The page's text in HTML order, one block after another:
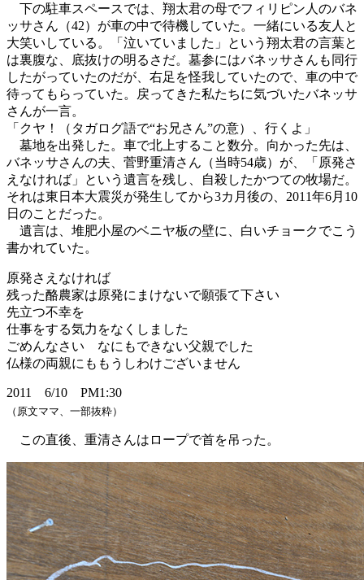
下の駐車スペースでは、翔太君の母でフィリピン人のバネ
ッサさん（42）が車の中で待機していた。一緒にいる友人と
大笑いしている。「泣いていました」という翔太君の言葉と
は裏腹な、底抜けの明るさだ。墓参にはバネッサさんも同行
したがっていたのだが、右足を怪我していたので、車の中で
待ってもらっていた。戻ってきた私たちに気づいたバネッサ
さんが一言。
「クヤ！（タガログ語で“お兄さん”の意）、行くよ」
墓地を出発した。車で北上すること数分。向かった先は、
バネッサさんの夫、菅野重清さん（当時54歳）が、「原発さ
えなければ」という遺言を残し、自殺したかつての牧場だ。
それは東日本大震災が発生してから3カ月後の、2011年6月10
日のことだった。
遺言は、堆肥小屋のベニヤ板の壁に、白いチョークでこう
書かれていた。
原発さえなければ
残った酪農家は原発にまけないで願張て下さい
先立つ不幸を
仕事をする気力をなくしました
ごめんなさい なにもできない父親でした
仏様の両親にももうしわけございません
2011 6/10 PM1:30
（原文ママ、一部抜粋）
この直後、重清さんはロープで首を吊った。